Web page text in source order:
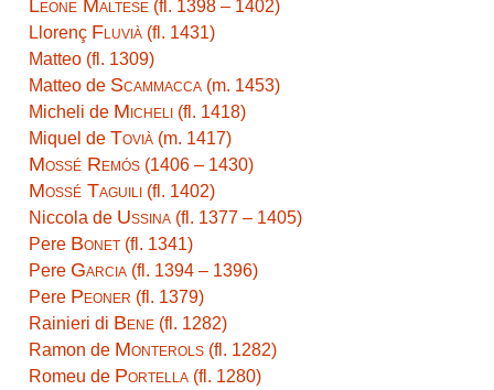
Leone Maltese (fl. 1398 – 1402)
Llorenç Fluvià (fl. 1431)
Matteo (fl. 1309)
Matteo de Scammacca (m. 1453)
Micheli de Micheli (fl. 1418)
Miquel de Tovià (m. 1417)
Mossé Remós (1406 – 1430)
Mossé Taguili (fl. 1402)
Niccola de Ussina (fl. 1377 – 1405)
Pere Bonet (fl. 1341)
Pere Garcia (fl. 1394 – 1396)
Pere Peoner (fl. 1379)
Rainieri di Bene (fl. 1282)
Ramon de Monterols (fl. 1282)
Romeu de Portella (fl. 1280)